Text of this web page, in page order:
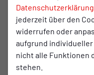
Datenschutzerklärung
jederzeit über den
widerrufen oder
aufgrund
nicht alle Funktionen
stehen.
Das Video wird
geladen und
eine direkte
auf. Mehr